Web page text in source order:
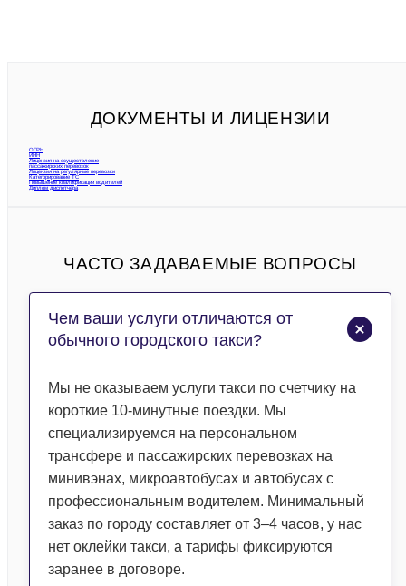
ДОКУМЕНТЫ И ЛИЦЕНЗИИ
ОГРН
ИНН
Лицензия на осуществление
пассажирских перевозок
Лицензия на регулярные перевозки
Категорирование ТС
Повышение квалификации водителей
Диплом диспетчера
ЧАСТО ЗАДАВАЕМЫЕ ВОПРОСЫ
Чем ваши услуги отличаются от
обычного городского такси?
Мы не оказываем услуги такси по счетчику на
короткие 10-минутные поездки. Мы
специализируемся на персональном
трансфере и пассажирских перевозках на
минивэнах, микроавтобусах и автобусах с
профессиональным водителем. Минимальный
заказ по городу составляет от 3–4 часов, у нас
нет оклейки такси, а тарифы фиксируются
заранее в договоре.